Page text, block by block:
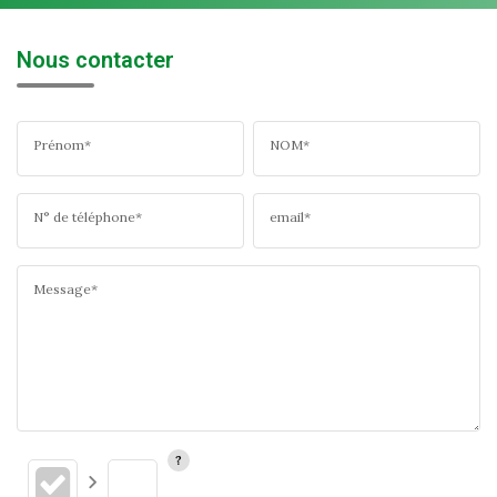
Nous contacter
Prénom* NOM*
N° de téléphone* email*
Message*